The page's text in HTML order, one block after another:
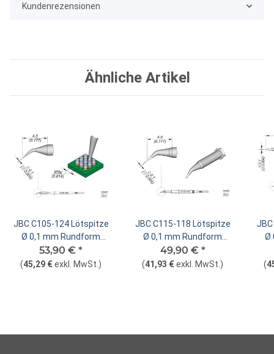
Kundenrezensionen
Ähnliche Artikel
JBC C105-124 Lötspitze
Ø 0,1 mm Rundform
gebogen
53,90 € *
(45,29 €exkl. MwSt. )
JBC C115-118 Lötspitze
Ø 0,1 mm Rundform
gebogen
49,90 € *
(41,93 €exkl. MwSt. )
Ø
(